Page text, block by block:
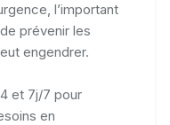
l’important
prévenir les
engendrer.
et 7j/7 pour
en